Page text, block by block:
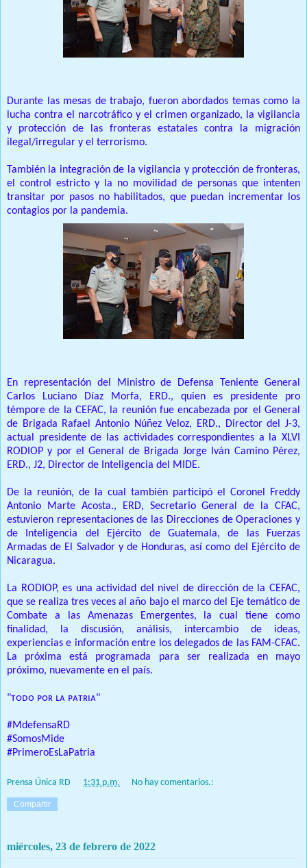
Durante las mesas de trabajo, fueron abordados temas como la
lucha contra el narcotráfico y el crimen organizado, la vigilancia
y protección de las fronteras estatales contra la migración
ilegal/irregular y el terrorismo.
También la integración de la vigilancia y protección de fronteras,
el control estricto y la no movilidad de personas que intenten
transitar por pasos no habilitados, que puedan incrementar los
contagios por la pandemia.
En representación del Ministro de Defensa Teniente General
Carlos Luciano Díaz Morfa, ERD., quien es presidente pro
témpore de la CEFAC, la reunión fue encabezada por el General
de Brigada Rafael Antonio Núñez Veloz, ERD., Director del J-3,
actual presidente de las actividades correspondientes a la XLVI
RODIOP y por el General de Brigada Jorge Iván Camino Pérez,
ERD., J2, Director de Inteligencia del MIDE.
De la reunión, de la cual también participó el Coronel Freddy
Antonio Marte Acosta., ERD, Secretario General de la CFAC,
estuvieron representaciones de las Direcciones de Operaciones y
de Inteligencia del Ejército de Guatemala, de las Fuerzas
Armadas de El Salvador y de Honduras, así como del Ejército de
Nicaragua.
La RODIOP, es una actividad del nivel de dirección de la CEFAC,
que se realiza tres veces al año bajo el marco del Eje temático de
Combate a las Amenazas Emergentes, la cual tiene como
finalidad, la discusión, análisis, intercambio de ideas,
experiencias e información entre los delegados de las FAM-CFAC.
La próxima está programada para ser realizada en mayo
próximo, nuevamente en el país.
"ᴛᴏᴅᴏ ᴘᴏʀ ʟᴀ ᴘᴀᴛʀɪᴀ"
#MdefensaRD
#SomosMide
#PrimeroEsLaPatria
Prensa Única RD 1:31 p.m. No hay comentarios.:
Compartir
miércoles, 23 de febrero de 2022